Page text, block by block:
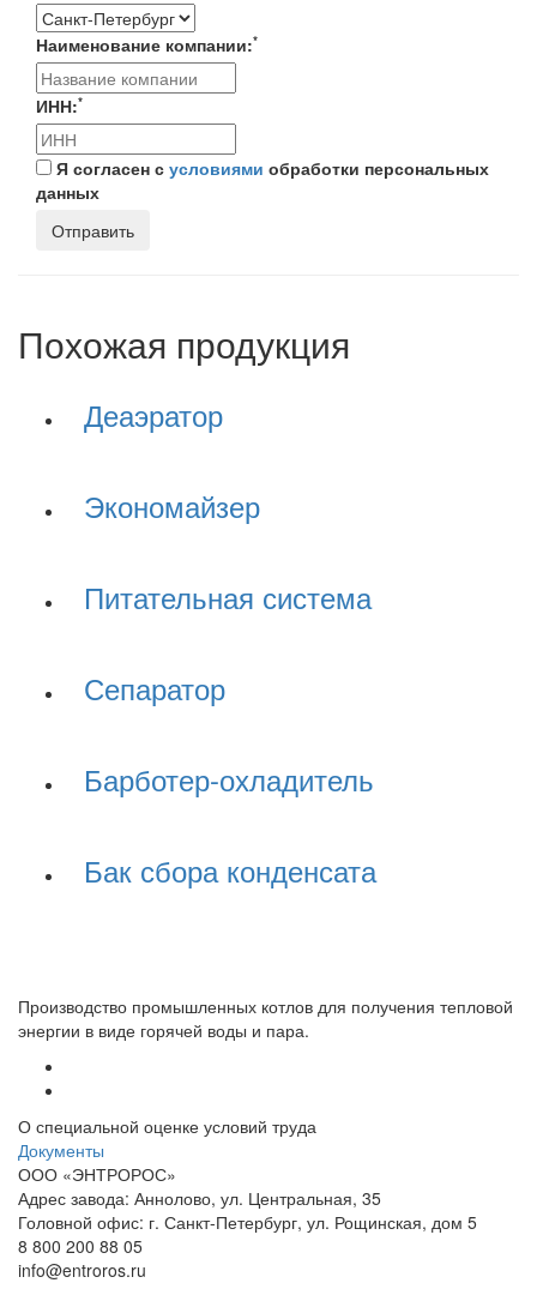
Наименование компании:*
ИНН:*
Я согласен с условиями обработки персональных
данных
Отправить
Похожая продукция
Деаэратор
Экономайзер
Питательная система
Сепаратор
Барботер-охладитель
Бак сбора конденсата
Производство промышленных котлов для получения тепловой
энергии в виде горячей воды и пара.
О специальной оценке условий труда
Документы
ООО «ЭНТРОРОС»
Адрес завода: Аннолово, ул. Центральная, 35
Головной офис: г. Санкт-Петербург, ул. Рощинская, дом 5
8 800 200 88 05
info@entroros.ru